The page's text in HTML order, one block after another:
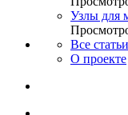
Узлы для
Все статьи
О проекте